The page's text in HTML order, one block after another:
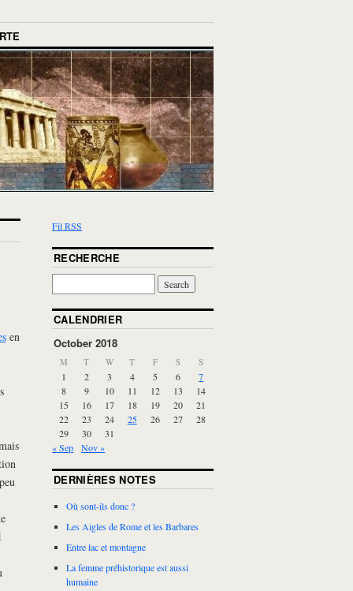
en
Fil RSS
RECHERCHE
CALENDRIER
October 2018
M T W T F S S
1 2 3 4 5 6
7
8
9 10 11 12 13
14
15
16 17 18 19 20
21
22
23 24 25 26 27
28
29
30
31
« Sep
Nov »
DERNIÈRES NOTES
Où sont-ils donc ?
Les Aigles de Rome et les Barbares
Entre lac et montagne
La femme préhistorique est aussi
humaine